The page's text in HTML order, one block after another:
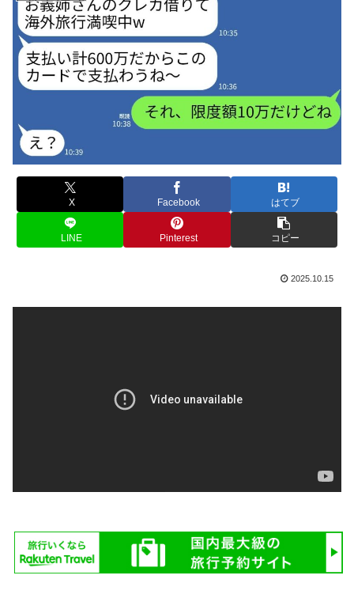
X Facebook はてブ
LINE Pinterest コピー
2025.10.15